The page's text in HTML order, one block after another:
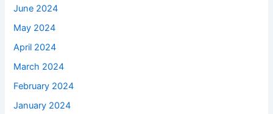
June 2024
May 2024
April 2024
March 2024
February 2024
January 2024